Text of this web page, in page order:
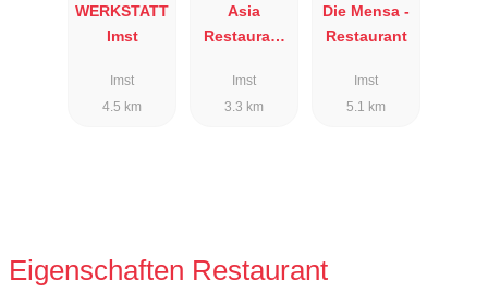
WERKSTATT
Imst
Imst
4.5 km
Asia
Restaurant
Imst
3.3 km
Die Mensa -
Restaurant
Imst
5.1 km
Eigenschaften Restaurant